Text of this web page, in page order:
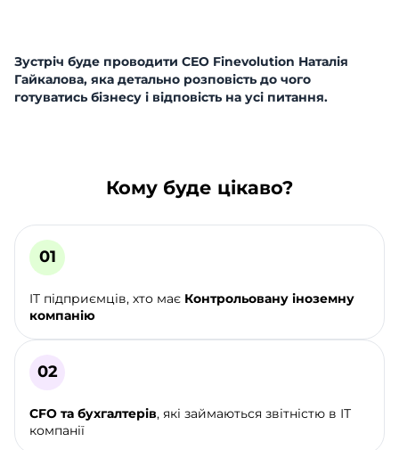
Зустріч буде проводити СЕО Finevolution Наталія
Гайкалова, яка детально розповість до чого
готуватись бізнесу і відповість на усі питання.
Кому буде цікаво?
IT підприємців, хто має Контрольовану іноземну
компанію
CFO та бухгалтерів, які займаються звітністю в ІТ
компанії